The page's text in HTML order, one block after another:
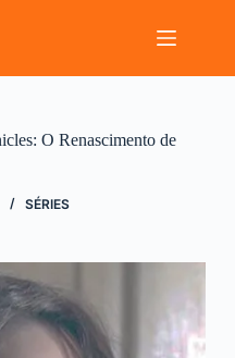
O Renascimento de
SÉRIES